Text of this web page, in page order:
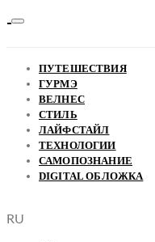
ПУТЕШЕСТВИЯ
ГУРМЭ
ВЕЛНЕС
СТИЛЬ
ЛАЙФСТАЙЛ
ТЕХНОЛОГИИ
САМОПОЗНАНИЕ
DIGITAL ОБЛОЖКА
RU